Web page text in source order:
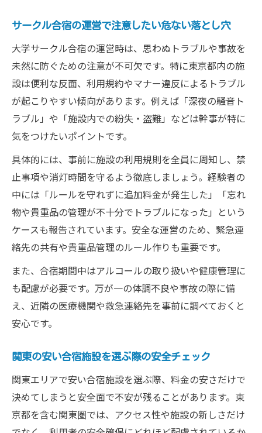
サークル合宿の運営で注意したい危ない落とし穴
大学サークル合宿の運営時は、思わぬトラブルや事故を
未然に防ぐための注意が不可欠です。特に東京都内の施
設は便利な反面、利用規約やマナー違反によるトラブル
が起こりやすい傾向があります。例えば「深夜の騒音ト
ラブル」や「施設内での紛失・盗難」などは幹事が特に
気をつけたいポイントです。
具体的には、事前に施設の利用規則を全員に周知し、禁
止事項や消灯時間を守るよう徹底しましょう。経験者の
中には「ルールを守れずに追加料金が発生した」「忘れ
物や貴重品の管理が不十分でトラブルになった」という
ケースも報告されています。安全な運営のため、緊急連
絡先の共有や貴重品管理のルール作りも重要です。
また、合宿期間中はアルコールの取り扱いや健康管理に
も配慮が必要です。万が一の体調不良や事故の際に備
え、近隣の医療機関や救急連絡先を事前に調べておくと
安心です。
関東の安い合宿施設を選ぶ際の安全チェック
関東エリアで安い合宿施設を選ぶ際、料金の安さだけで
決めてしまうと安全面で不安が残ることがあります。東
京都を含む関東圏では、アクセス性や施設の新しさだけ